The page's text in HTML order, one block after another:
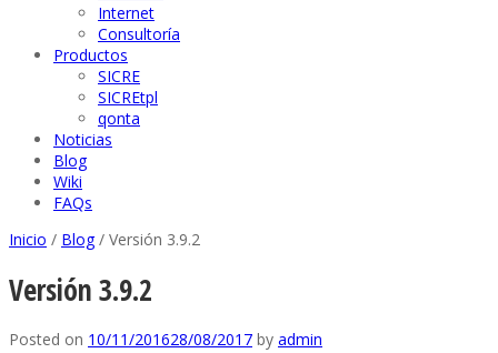
Internet
Consultoría
Productos
SICRE
SICREtpl
qonta
Noticias
Blog
Wiki
FAQs
Inicio / Blog/ Versión 3.9.2
Versión 3.9.2
Posted on 10/11/201628/08/2017 by admin